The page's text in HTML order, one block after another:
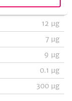
140 µg
12 µg
7 µg
9 µg
0.1 µg
300 µg